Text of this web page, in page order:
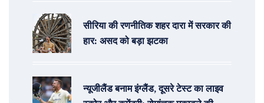
सीरिया की रणनीतिक शहर दारा में सरकार की
हार: असद को बड़ा झटका
न्यूजीलैंड बनाम इंग्लैंड, दूसरे टेस्ट का लाइव